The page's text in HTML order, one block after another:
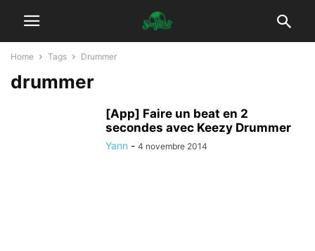
Home Tags Drummer
drummer
[App] Faire un beat en 2
secondes avec Keezy Drummer
Yann - 4 novembre 2014